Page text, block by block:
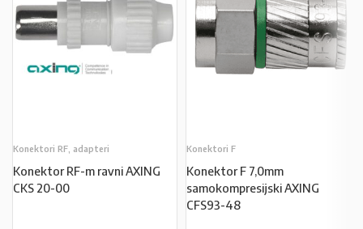
Konektori RF, adapteri
Konektor RF-m ravni AXING
CKS 20-00
Konektori F
Konektor F 7,0mm
samokompresijski AXING
CFS93-48